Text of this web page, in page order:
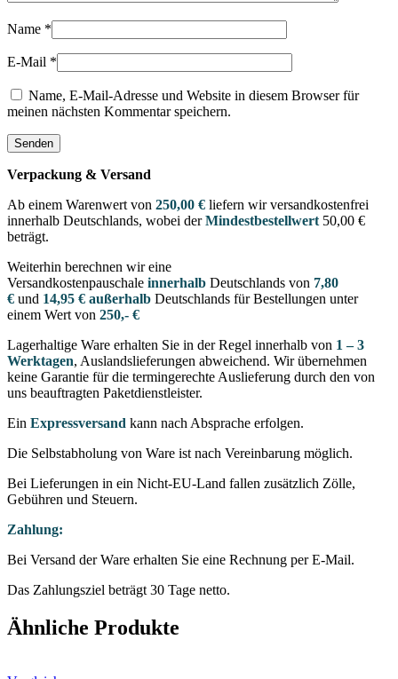
Name *
E-Mail *
Name, E-Mail-Adresse und Website in diesem Browser für
meinen nächsten Kommentar speichern.
Verpackung & Versand
Ab einem Warenwert von 250,00 € liefern wir versandkostenfrei
innerhalb Deutschlands, wobei derMindestbestellwert 50,00 €
beträgt.
Weiterhin berechnen wir eine
Versandkostenpauschale innerhalb Deutschlands von 7,80
€ und 14,95 € außerhalb Deutschlands für Bestellungen unter
einem Wert von 250,- €
Lagerhaltige Ware erhalten Sie in der Regel innerhalb von 1 – 3
Werktagen, Auslandslieferungen abweichend. Wir übernehmen
keine Garantie für die termingerechte Auslieferung durch den von
uns beauftragten Paketdienstleister.
Ein Expressversand kann nach Absprache erfolgen.
Die Selbstabholung von Ware ist nach Vereinbarung möglich.
Bei Lieferungen in ein Nicht-EU-Land fallen zusätzlich Zölle,
Gebühren und Steuern.
Zahlung:
Bei Versand der Ware erhalten Sie eine Rechnung per E-Mail.
Das Zahlungsziel beträgt 30 Tage netto.
Ähnliche Produkte